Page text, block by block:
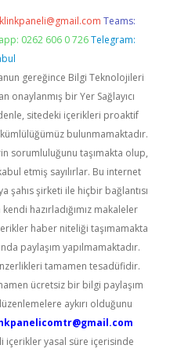
Teams:
0262 606 0 726 Telegram:
gereğince Bilgi Teknolojileri
onaylanmış bir Yer Sağlayıcı
sitedeki içerikleri proaktif
bulunmamaktadır.
sorumluluğunu taşımakta olup,
etmiş sayılırlar. Bu internet
şahıs şirketi ile hiçbir bağlantısı
hazırladığımız makaleler
haber niteliği taşımamakta
paylaşım yapılmamaktadır.
tamamen tesadüfidir.
ücretsiz bir bilgi paylaşım
aykırı olduğunu
içerikler yasal süre içerisinde